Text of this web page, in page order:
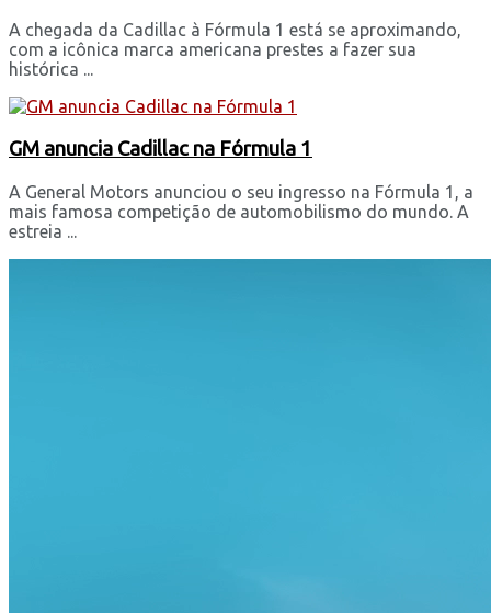
A chegada da Cadillac à Fórmula 1 está se aproximando,
com a icônica marca americana prestes a fazer sua
histórica ...
GM anuncia Cadillac na Fórmula 1
A General Motors anunciou o seu ingresso na Fórmula 1, a
mais famosa competição de automobilismo do mundo. A
estreia ...